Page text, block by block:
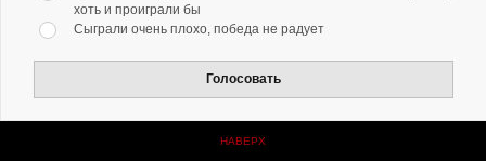
хоть и проиграли бы
Сыграли очень плохо, победа не радует
Голосовать
НАВЕРХ